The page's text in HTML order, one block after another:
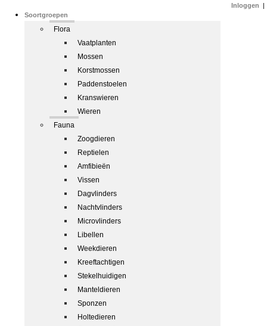
Soortgroepen
Flora
Vaatplanten
Mossen
Korstmossen
Paddenstoelen
Kranswieren
Wieren
Fauna
Zoogdieren
Reptielen
Amfibieën
Vissen
Dagvlinders
Nachtvlinders
Microvlinders
Libellen
Weekdieren
Kreeftachtigen
Stekelhuidigen
Manteldieren
Sponzen
Holtedieren
Inloggen |